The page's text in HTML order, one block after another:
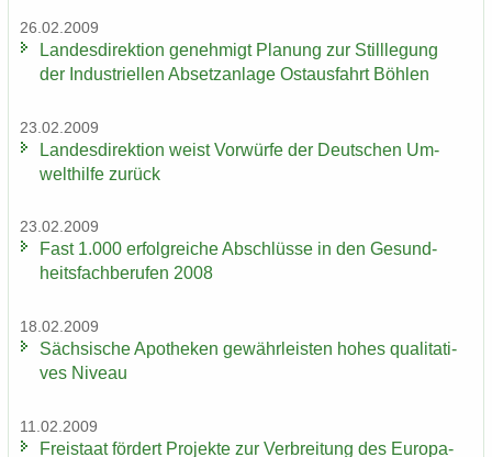
26.02.2009
Lan­des­di­rek­ti­on ge­neh­migt Pla­nung zur Still­le­gung
der In­dus­tri­el­len Ab­setz­an­la­ge Ost­aus­fahrt Böh­len
23.02.2009
Lan­des­di­rek­ti­on weist Vor­wür­fe der Deut­schen Um­
welt­hil­fe zu­rück
23.02.2009
Fast 1.000 er­folg­rei­che Ab­schlüs­se in den Ge­sund­
heits­fach­be­ru­fen 2008
18.02.2009
Säch­si­sche Apo­the­ken ge­währ­leis­ten hohes qua­li­ta­ti­
ves Ni­veau
11.02.2009
Frei­staat för­dert Pro­jek­te zur Ver­brei­tung des Eu­ro­pa­